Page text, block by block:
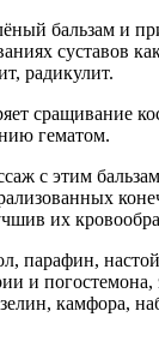
бальзам и
суставов
радикулит.
сращивание
гематом.
с этим
их
парафин,
и погостемона,
камфора,